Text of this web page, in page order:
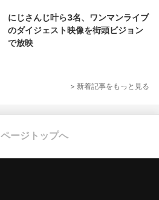
にじさんじ叶ら3名、ワンマンライブ
のダイジェスト映像を街頭ビジョン
で放映
> 新着記事をもっと見る
ページトップへ